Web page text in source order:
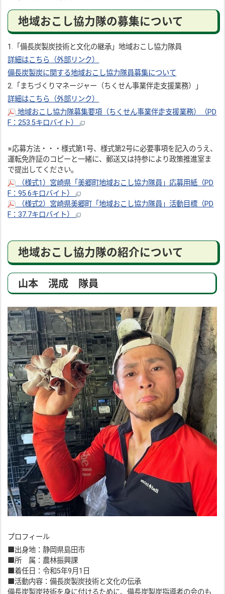
地域おこし協力隊の募集について
1.「備長炭製炭技術と文化の継承」地域おこし協力隊員
詳細はこちら（外部リンク）
備長炭製炭に関する地域おこし協力隊員募集について
2.「まちづくりマネージャー（ちくせん事業伴走支援業務）」
詳細はこちら（外部リンク）
地域おこし協力隊募集要項（ちくせん事業伴走支援業務）（PD
F：253.5キロバイト）
※応募方法・・・様式第1号、様式第2号に必要事項を記入のうえ、
運転免許証のコピーと一緒に、郵送又は持参により政策推進室ま
で提出してください。
（様式1）宮崎県「美郷町地域おこし協力隊員」応募用紙（PD
F：95.6キロバイト）
（様式2）宮崎県美郷町「地域おこし協力隊員」活動目標（PD
F：37.7キロバイト）
地域おこし協力隊の紹介について
山本 滉成 隊員
プロフィール
■出身地：静岡県島田市
■所 属：農林振興課
■着任日：令和5年9月1日
■活動内容：備長炭製炭技術と文化の伝承